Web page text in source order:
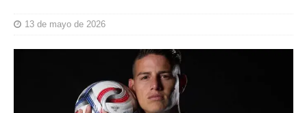
13 de mayo de 2026